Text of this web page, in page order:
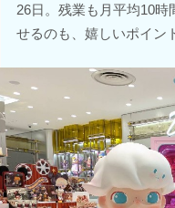
26日。残業も月平均10
せるのも、嬉しいポイン